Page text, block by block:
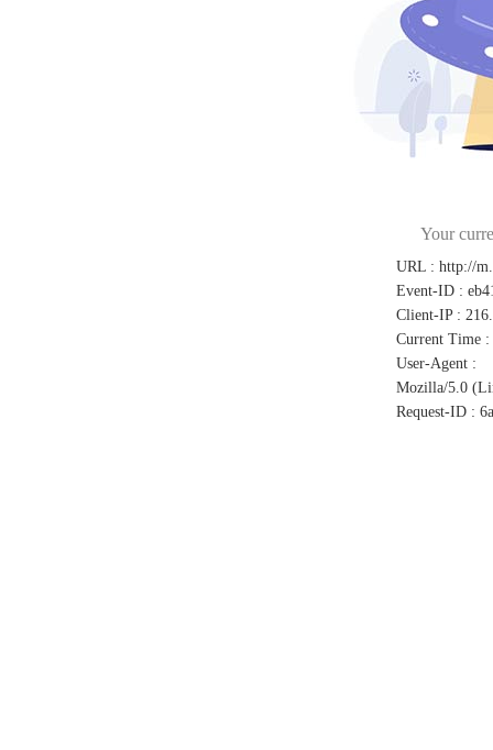
Your
URL : http://
Event-ID :
Client-IP :
Current Time :
User-Agent :
Mozilla/5.0
Request-ID :